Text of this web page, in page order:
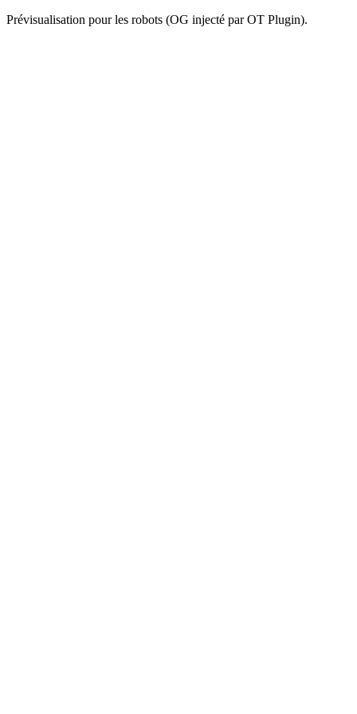
Prévisualisation pour les robots (OG injecté par OT Plugin).